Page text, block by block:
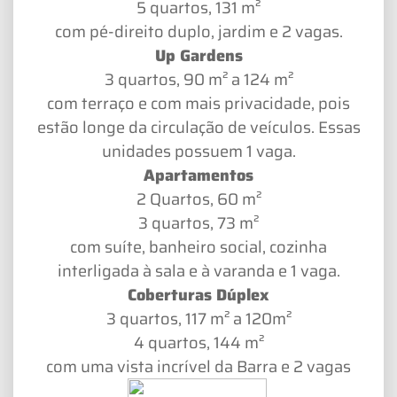
5 quartos, 131 m²
com pé-direito duplo, jardim e 2 vagas.
Up Gardens
3 quartos, 90 m² a 124 m²
com terraço e com mais privacidade, pois
estão longe da circulação de veículos. Essas
unidades possuem 1 vaga.
Apartamentos
2 Quartos, 60 m²
3 quartos, 73 m²
com suíte, banheiro social, cozinha
interligada à sala e à varanda e 1 vaga.
Coberturas Dúplex
3 quartos, 117 m² a 120m²
4 quartos, 144 m²
com uma vista incrível da Barra e 2 vagas